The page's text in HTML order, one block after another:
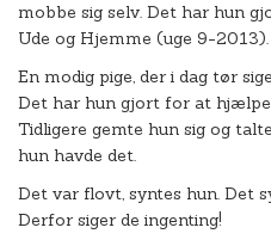
mobbe sig selv. Det har hun
Ude og Hjemme (uge 9-2013).
En modig pige, der i dag tør
Det har hun gjort for at hjælpe
Tidligere gemte hun sig og
hun havde det.
Det var flovt, syntes hun. Det
Derfor siger de ingenting!